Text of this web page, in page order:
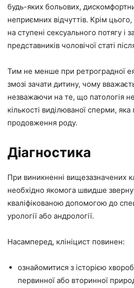
будь-яких больових,
неприємних відчуттів. Крім
на ступені сексуального потягу і
представників чоловічої статі
Тим не менше при ретроградної
змозі зачати дитину, чому
незважаючи на те, що патологія
кількості виділюваної сперми, яка
продовження роду.
Діагностика
При виникненні вищезазначених
необхідно якомога швидше
кваліфікованою допомогою до
урології або андрології.
Насамперед, клініцист повинен:
ознайомитися з історією
первинної або вторинної